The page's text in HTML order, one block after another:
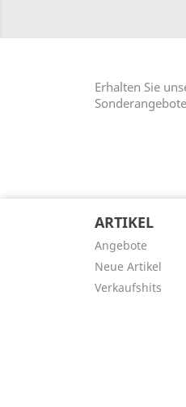
Erhalten Sie
Sonderangebote
ARTIKEL
Angebote
Neue Artikel
Verkaufshits